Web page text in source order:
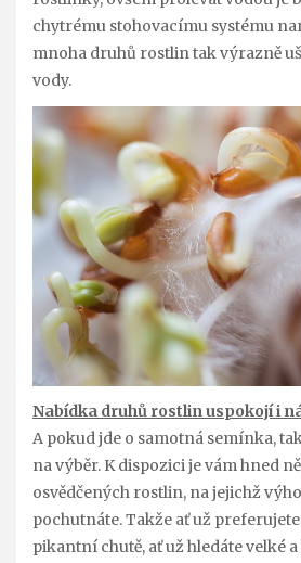
chytrému stohovacímu systému
mnoha druhů rostlin tak výrazně
vody.
Nabídka druhů rostlin uspokojí i
A pokud jde o samotná semínka,
na výběr. K dispozici je vám hned
osvědčených rostlin, na jejichž
pochutnáte. Takže ať už
pikantní chutě, ať už hledáte velké